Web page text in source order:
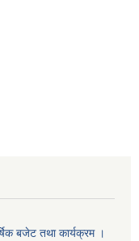
बजेट तथा कार्यक्रम ।